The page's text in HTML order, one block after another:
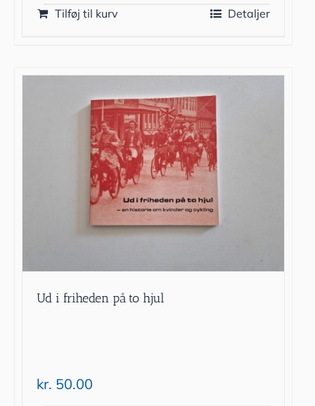
5.00
ud af 5
Tilføj til kurv Detaljer
Ud i friheden på to hjul
kr. 50.00